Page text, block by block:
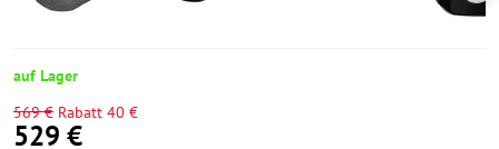
auf Lager
569 € Rabatt 40 €
529 €